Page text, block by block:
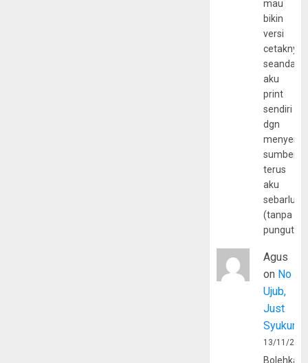
mau
bikin
versi
cetaknya
aku
print
sendiri
dgn
sumber
terus
aku
(tanpa
Agus
on No
Ujub,
Just
Syukur
13/11/
Bolehkah